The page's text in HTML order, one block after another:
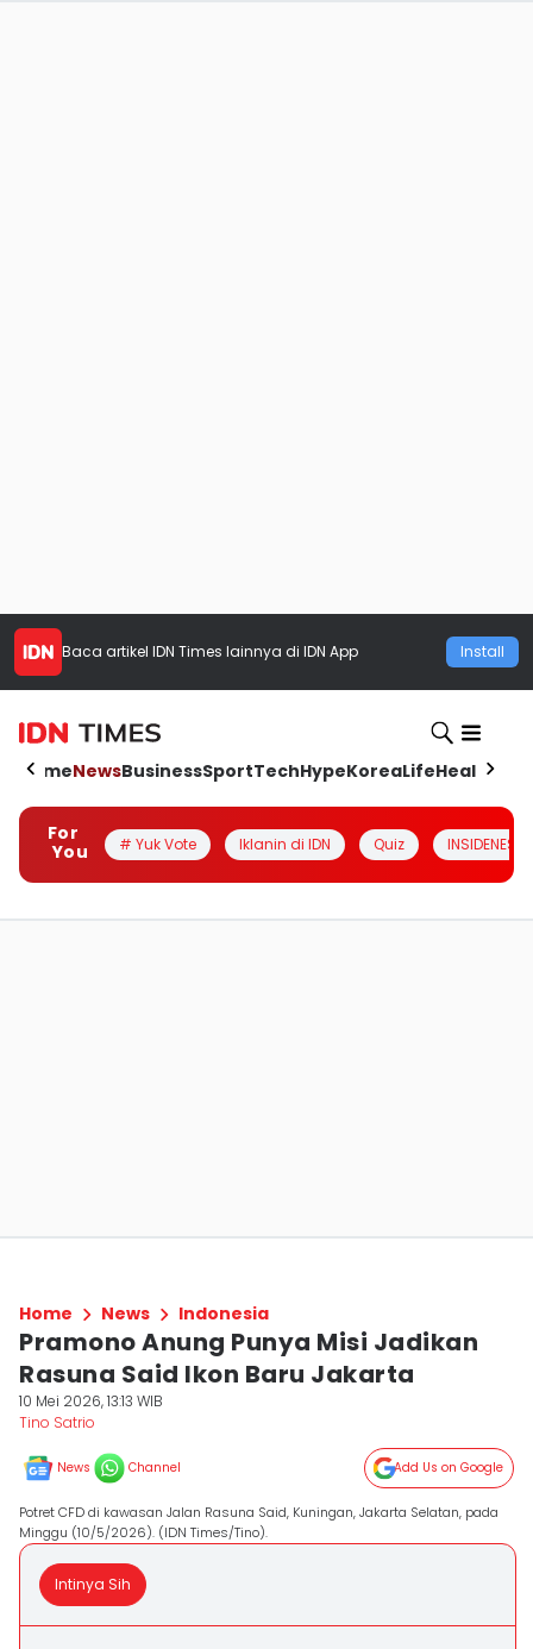
Baca artikel IDN Times lainnya di IDN App Install
HomeNewsBusinessSportTechHypeKoreaLifeHealth
For
You
# Yuk Vote Iklanin di IDN Quiz INSIDENESIA
Home News Indonesia
Pramono Anung Punya Misi Jadikan
Rasuna Said Ikon Baru Jakarta
10 Mei 2026, 13:13 WIB
Tino Satrio
News Channel Add Us on Google
Potret CFD di kawasan Jalan Rasuna Said, Kuningan, Jakarta Selatan, pada
Minggu (10/5/2026). (IDN Times/Tino).
Intinya Sih